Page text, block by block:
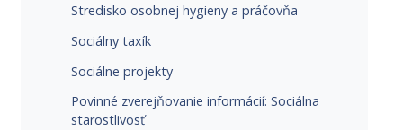
Stredisko osobnej hygieny a práčovňa
Sociálny taxík
Sociálne projekty
Povinné zverejňovanie informácií: Sociálna
starostlivosť